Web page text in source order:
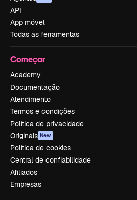
API
App móvel
Todas as ferramentas
Começar
Academy
Documentação
Atendimento
Termos e condições
Política de privacidade
Originais New
Política de cookies
Central de confiabilidade
Afiliados
Empresas